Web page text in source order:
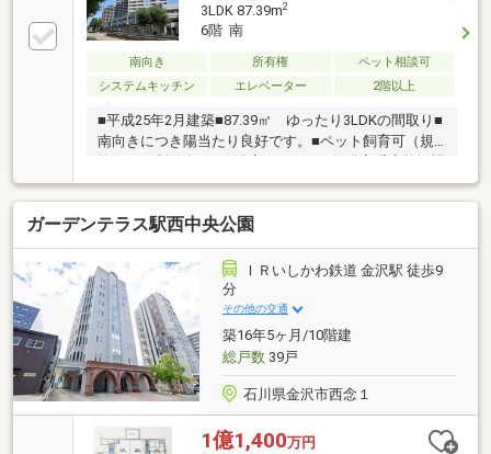
3LDK 87.39m2
6階 南
南向き 所有権
ペット相談可
システムキッチン
エレベーター 2階以上
■平成25年2月建築■87.39㎡ ゆったり3LDKの間取り■
南向きにつき陽当たり良好です。■ペット飼育可（規
■リビングダイニング、キッチンに床暖房※【その他専
有部分】ポーチ面積：5.01㎡※変動費あり：水道料／２
ヶ月ごとに１回※大規模修繕工事2026年6月より実施予
定
ガーデンテラス駅西中央公園
ＩＲいしかわ鉄道 金沢駅 徒歩9
分
その他の交通
築16年5ヶ月/10階建
総戸数39戸
石川県金沢市西念１
1億1,400万円